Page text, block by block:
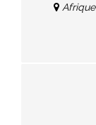
Afrique